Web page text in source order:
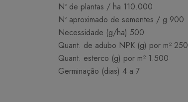
Nº de plantas / ha 110.000
Nº aproximado de sementes / g 900
Necessidade (g/ha) 500
Quant. de adubo NPK (g) por m² 250
Quant. esterco (g) por m² 1.500
Germinação (dias) 4 a 7